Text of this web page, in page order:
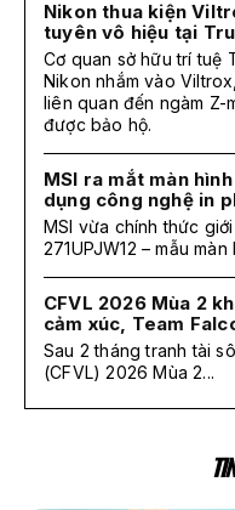
Nikon thua kiện
tuyên vô hiệu tại
Cơ quan sở hữu trí tuệ
Nikon nhắm vào
liên quan đến ngàm Z-
được bảo hộ.
MSI ra mắt màn
dụng công nghệ in
MSI vừa chính thức giới
271UPJW12 – mẫu màn
CFVL 2026 Mùa 2
cảm xúc, Team
Sau 2 tháng tranh tài
(CFVL) 2026 Mùa 2...